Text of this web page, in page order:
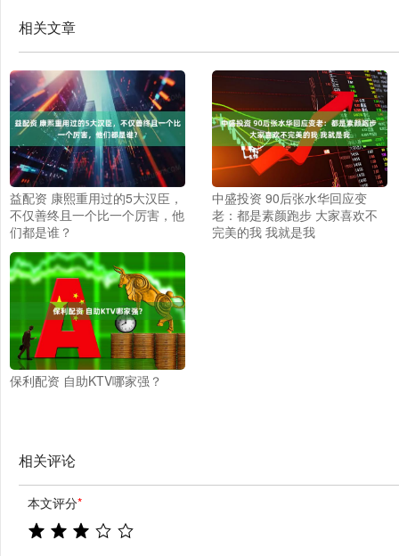
相关文章
益配资 康熙重用过的5大汉臣，
不仅善终且一个比一个厉害，他
们都是谁？
中盛投资 90后张水华回应变
老：都是素颜跑步 大家喜欢不
完美的我 我就是我
保利配资 自助KTV哪家强？
相关评论
本文评分*